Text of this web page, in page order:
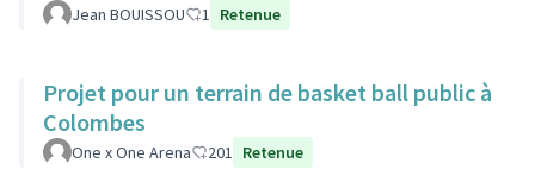
Jean BOUISSOU 1 Retenue
Projet pour un terrain de basket ball public à
Colombes
One x One Arena 201 Retenue